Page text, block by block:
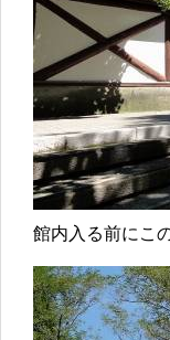
館内入る前にこ